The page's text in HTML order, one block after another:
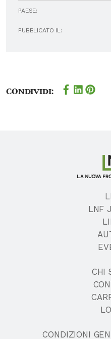
PAESE:
PUBBLICATO IL:
Condividi:
LNF
CHI
CONDIZIONI